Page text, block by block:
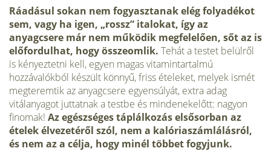
Ráadásul sokan nem fogyasztanak elég folyadékot
sem, vagy ha igen, „rossz” italokat, így az
anyagcsere már nem működik megfelelően, sőt az is
előfordulhat, hogy összeomlik. Tehát a testet belülről
is kényeztetni kell, egyen magas vitamintartalmú
hozzávalókból készült könnyű, friss ételeket, melyek ismét
megteremtik az anyagcsere egyensúlyát, extra adag
vitálanyagot juttatnak a testbe és mindenekelőtt: nagyon
finomak! Az egészséges táplálkozás elsősorban az
ételek élvezetéről szól, nem a kalóriaszámlálásról,
és nem az a célja, hogy minél többet fogyjunk.